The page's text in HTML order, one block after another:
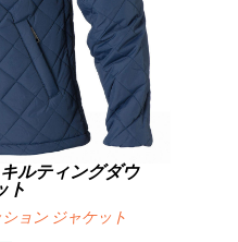
ルティングダウ
ト
ョン ジャケット